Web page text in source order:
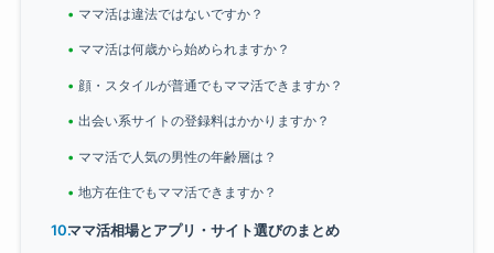
ママ活は違法ではないですか？
ママ活は何歳から始められますか？
顔・スタイルが普通でもママ活できますか？
出会い系サイトの登録料はかかりますか？
ママ活で人気の男性の年齢層は？
地方在住でもママ活できますか？
ママ活相場とアプリ・サイト選びのまとめ